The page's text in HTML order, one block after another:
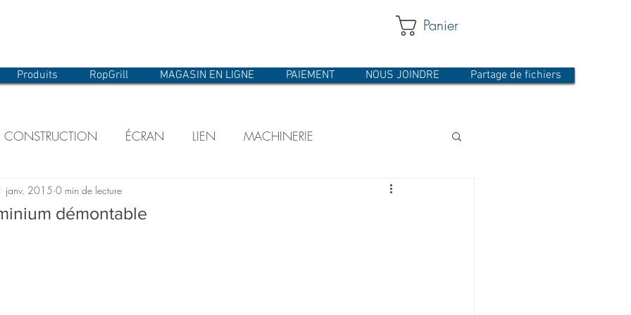
Panier
CONSTRUCTION ÉCRAN LIEN MACHINERIE
POLICHINELLE USINAGE
démontable
janv. 2015 0 min de lecture
Produits RopGrill MAGASIN EN LIGNE PAIEMENT NOUS JOINDRE Partage de fichiers